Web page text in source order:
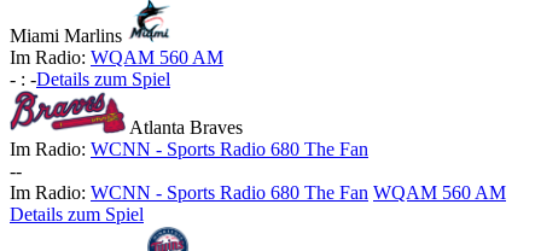
Miami Marlins
Im Radio: WQAM 560 AM
- : -Details zum Spiel
Atlanta Braves
Im Radio: WCNN - Sports Radio 680 The Fan
--
Im Radio: WCNN - Sports Radio 680 The Fan WQAM 560 AM
Details zum Spiel